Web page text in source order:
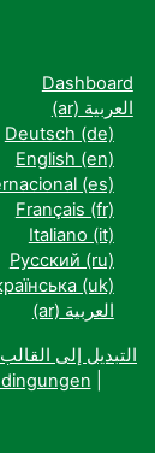
Dashboard
العربية ‎(ar)‎
Deutsch ‎(de)‎
English ‎(en)‎
‎(es)‎
Français ‎(fr)‎
Italiano ‎(it)‎
Русский ‎(ru)‎
‎(uk)‎
العربية ‎(ar)‎
التبديل إلى